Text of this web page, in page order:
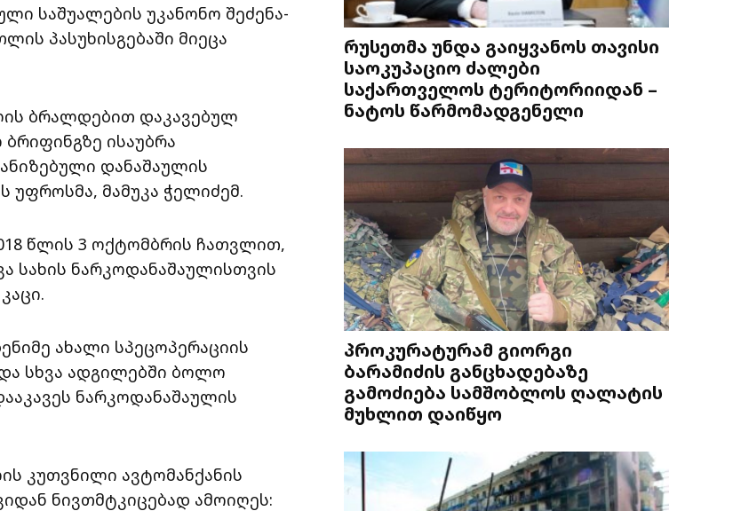
საშუალების უკანონო შეძენა-
პასუხისგებაში მიეცა
ბრალდებით დაკავებულ
ისაუბრა
დანაშაულის
მამუკა ჭელიძემ.
წლის 3 ოქტომბრის ჩათვლით,
სახის ნარკოდანაშაულისთვის
ახალი სპეცოპერაციის
სხვა ადგილებში ბოლო
ნარკოდანაშაულის
კუთვნილი ავტომანქანის
ნივთმტკიცებად ამოიღეს:
რუსეთმა უნდა გაიყვანოს თავისი
საოკუპაციო ძალები
საქართველოს ტერიტორიიდან –
ნატოს წარმომადგენელი
პროკურატურამ გიორგი
ბარამიძის განცხადებაზე
გამოძიება სამშობლოს ღალატის
მუხლით დაიწყო